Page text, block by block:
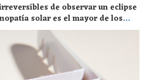
de observar un eclipse
solar es el mayor de los